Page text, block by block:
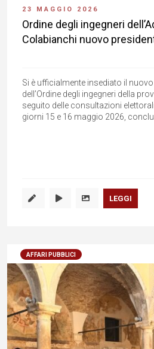
23 MAGGIO 2026
Ordine degli ingegneri
Colabianchi nuovo
Si è ufficialmente insediato il
dell’Ordine degli ingegneri della
seguito delle consultazioni
giorni 15 e 16 maggio 2026,
LEGGI
AFFARI PUBBLICI